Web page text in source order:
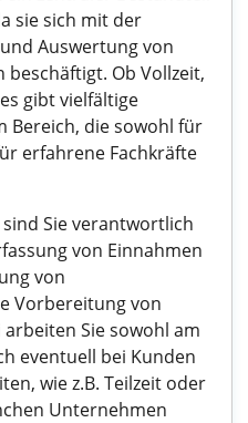
sie sich mit der
Auswertung von
Ob Vollzeit,
gibt vielfältige
Bereich, die sowohl für
erfahrene Fachkräfte
Sie verantwortlich
von Einnahmen
von
Vorbereitung von
Sie sowohl am
eventuell bei Kunden
wie z.B. Teilzeit oder
Unternehmen